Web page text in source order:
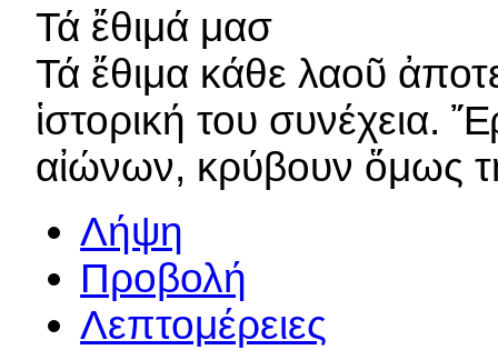
Τά ἔθιμά μασ
Τά ἔθιμα κάθε λαοῦ
ἱστορική του συνέχεια.
αἰώνων, κρύβουν ὅμως
Λήψη
Προβολή
Λεπτομέρειες